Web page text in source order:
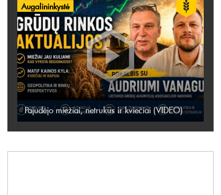
Augalininkystė
Pajudėjo miežiai, netrukus ir kviečiai (VIDEO)